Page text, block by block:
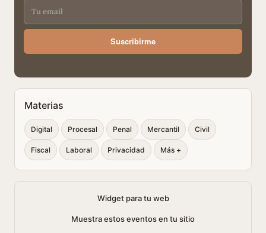
Suscribirme
Materias
Digital Procesal Penal Mercantil Civil
Fiscal Laboral Privacidad Más +
Widget para tu web
Muestra estos eventos en tu sitio